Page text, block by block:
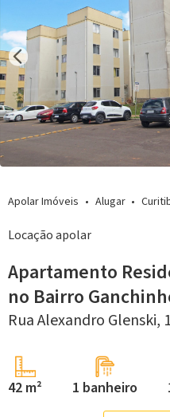
Apolar Imóveis Alugar
Locação apolar
Apartamento
no Bairro
Rua Alexandro Glenski,
42 m² 1 banheiro